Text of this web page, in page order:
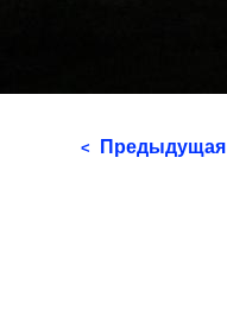
< Предыдущая